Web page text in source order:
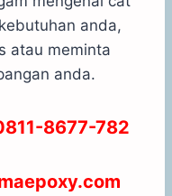
anda,
atau meminta
anda.
8677-782